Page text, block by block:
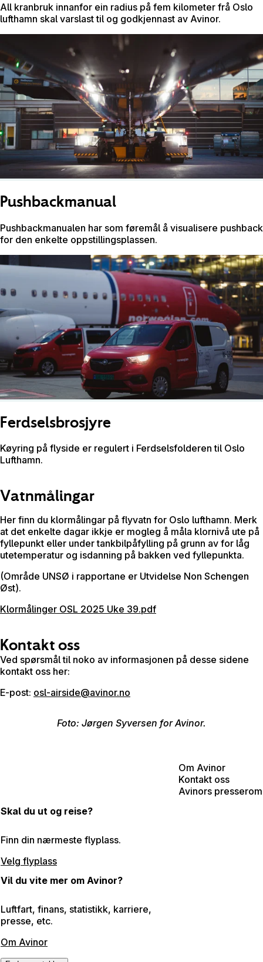
All kranbruk innanfor ein radius på fem kilometer frå Oslo
lufthamn skal varslast til og godkjennast av Avinor.
Pushbackmanual
Pushbackmanualen har som føremål å visualisere pushback
for den enkelte oppstillingsplassen.
Ferdselsbrosjyre
Køyring på flyside er regulert i Ferdselsfolderen til Oslo
Lufthamn.
Vatnmålingar
Her finn du klormålingar på flyvatn for Oslo lufthamn. Merk
at det enkelte dagar ikkje er mogleg å måla klornivå ute på
fyllepunkt eller under tankbilpåfylling på grunn av for låg
utetemperatur og isdanning på bakken ved fyllepunkta.
(Område UNSØ i rapportane er Utvidelse Non Schengen
Øst).
Klormålinger OSL 2025 Uke 39.pdf
Kontakt oss
Ved spørsmål til noko av informasjonen på desse sidene
kontakt oss her:
E-post: osl-airside@avinor.no
Foto: Jørgen Syversen for Avinor.
Om Avinor
Kontakt oss
Avinors presserom
Skal du ut og reise?
Finn din nærmeste flyplass.
Velg flyplass
Vil du vite mer om Avinor?
Luftfart, finans, statistikk, karriere,
presse, etc.
Om Avinor